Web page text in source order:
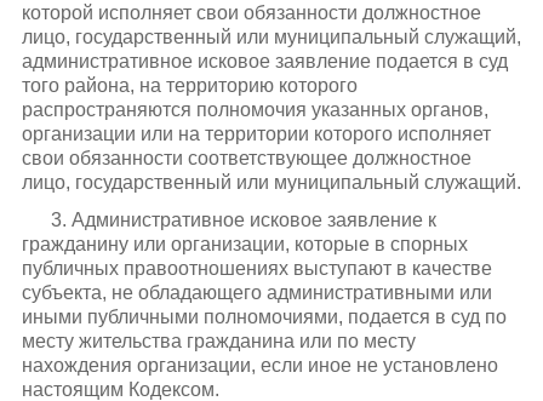
которой исполняет свои обязанности должностное
лицо, государственный или муниципальный служащий,
административное исковое заявление подается в суд
того района, на территорию которого
распространяются полномочия указанных органов,
организации или на территории которого исполняет
свои обязанности соответствующее должностное
лицо, государственный или муниципальный служащий.
3. Административное исковое заявление к
гражданину или организации, которые в спорных
публичных правоотношениях выступают в качестве
субъекта, не обладающего административными или
иными публичными полномочиями, подается в суд по
месту жительства гражданина или по месту
нахождения организации, если иное не установлено
настоящим Кодексом.